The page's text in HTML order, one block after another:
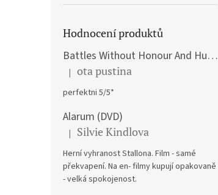
Hodnocení produktů
Battles Without Honour And Humanity / Yakuza Graveyad / Street Mobster DVD
Hodnocení produktu je 5 z 5 hvězdiček.
| ota pustina
perfektni 5/5*
Alarum (DVD)
Hodnocení produktu je 5 z 5 hvězdiček.
| Silvie Kindlova
Herní vyhranost Stallona. Film - samé
překvapení. Na en- filmy kupují opakovaně
- velká spokojenost.